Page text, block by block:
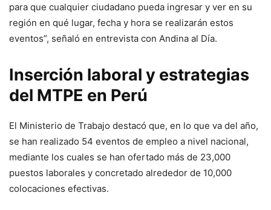
para que cualquier ciudadano pueda ingresar y ver en su
región en qué lugar, fecha y hora se realizarán estos
eventos”, señaló en entrevista con Andina al Día.
Inserción laboral y estrategias
del MTPE en Perú
El Ministerio de Trabajo destacó que, en lo que va del año,
se han realizado 54 eventos de empleo a nivel nacional,
mediante los cuales se han ofertado más de 23,000
puestos laborales y concretado alrededor de 10,000
colocaciones efectivas.